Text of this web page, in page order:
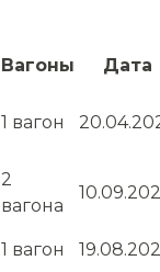
Вагоны Дата
1 вагон
2
вагона
1 вагон